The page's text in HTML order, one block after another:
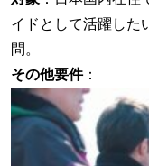
イドとして活躍した
問。
その他要件：